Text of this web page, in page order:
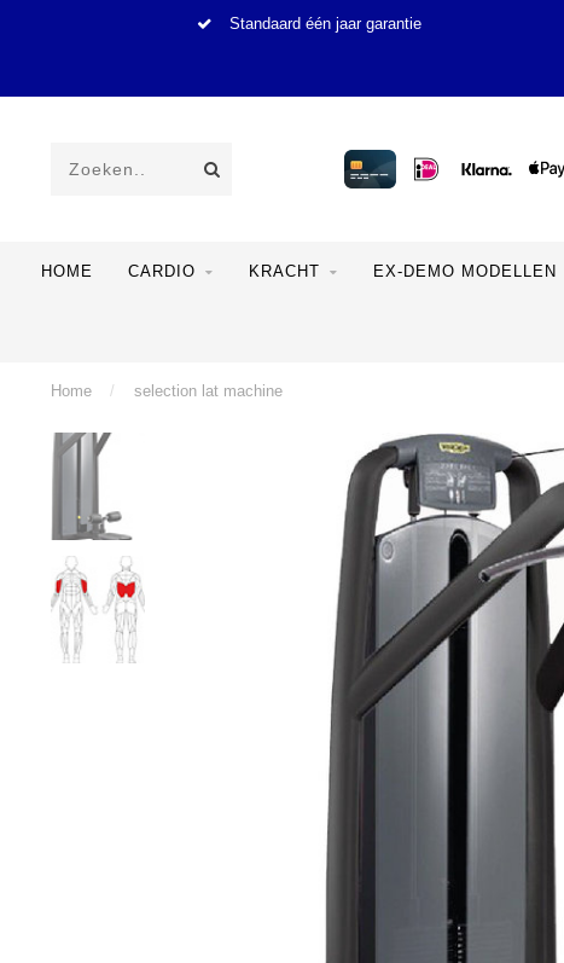
Standaard één jaar garantie
HOME CARDIO KRACHT EX-DEMO MODELLEN
Home / selection lat machine